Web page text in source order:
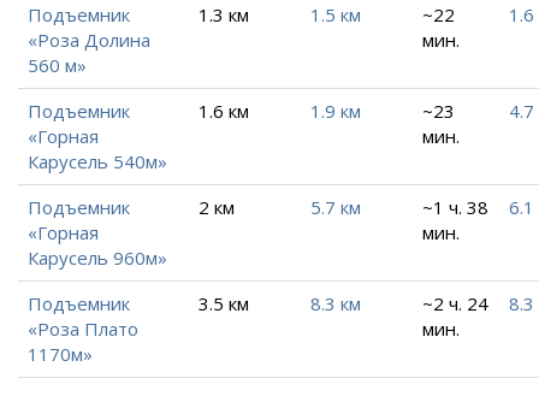
Подъемник
«Роза Долина
560 м»
1.3 км 1.5 км
~22
мин.
Подъемник
«Горная
Карусель 540м»
1.6 км 1.9 км
~23
мин.
Подъемник
«Горная
Карусель 960м»
2 км 5.7 км
~1 ч. 38
мин.
6.1
Подъемник
«Роза Плато
1170м»
3.5 км 8.3 км
~2 ч. 24
мин.
8.3